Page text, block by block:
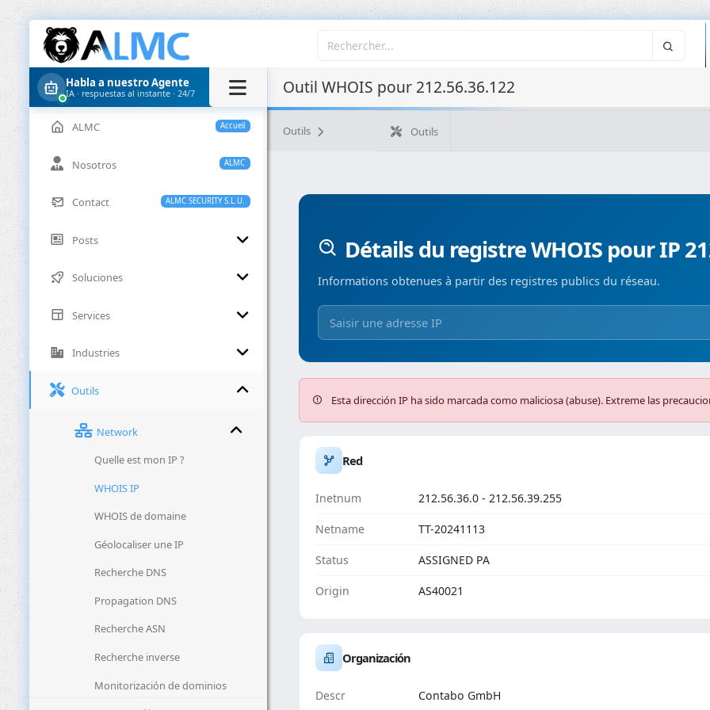
Habla a nuestro Agente
IA · respuestas al instante · 24/7
Accueil
ALMC
ALMC
Nosotros
ALMC SECURITY S.L.U.
Contact
Posts
Soluciones
Services
Industries
Outils
Network
Quelle est mon IP ?
WHOIS IP
WHOIS de domaine
Géolocaliser une IP
Recherche DNS
Propagation DNS
Recherche ASN
Recherche inverse
Monitorización de dominios
Outil WHOIS pour 212.56.36.122
Outils Outils
Détails du registre WHOIS pour IP
Informations obtenues à partir des registres publics du réseau.
Esta dirección IP ha sido marcada como maliciosa (abuse). Extreme las
Red
Inetnum 212.56.36.0 - 212.56.39.255
Netname TT-20241113
Status ASSIGNED PA
Origin AS40021
Organización
Descr Contabo GmbH